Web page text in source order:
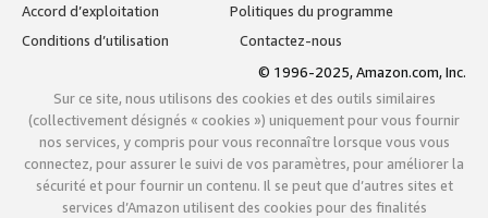
Accord d’exploitation
Politiques du programme
Conditions d’utilisation
Contactez-nous
© 1996-2025, Amazon.com, Inc.
Sur ce site, nous utilisons des cookies et des outils similaires
(collectivement désignés « cookies ») uniquement pour vous fournir
nos services, y compris pour vous reconnaître lorsque vous vous
connectez, pour assurer le suivi de vos paramètres, pour améliorer la
sécurité et pour fournir un contenu. Il se peut que d’autres sites et
services d’Amazon utilisent des cookies pour des finalités